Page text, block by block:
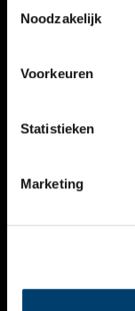
Noodzakelijk
Voorkeuren
Statistieken
Marketing
VERHALEN
KALENDER
THEMA’S
VIDEO’S
CONTACT